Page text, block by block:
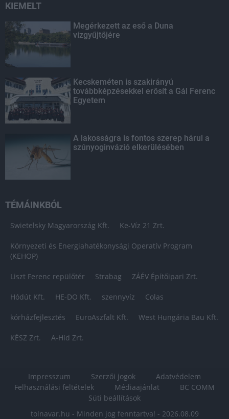
KIEMELT
Megérkezett az eső a Duna
vízgyűjtőjére
Kecskeméten is szakirányú
továbbképzésekkel erősít a Gál Ferenc
Egyetem
A lakosságra is fontos szerep hárul a
szúnyoginvázió elkerülésében
TÉMÁINKBÓL
Swietelsky Magyarország Kft. Ke-Víz 21 Zrt.
Környezeti és Energiahatékonysági Operatív Program
(KEHOP)
Liszt Ferenc repülőtér Strabag ZÁÉV Építőipari Zrt.
Hódút Kft. HE-DO Kft. szennyvíz Colas
kórházfejlesztés EuroAszfalt Kft. West Hungária Bau Kft.
KÉSZ Zrt. A-Híd Zrt.
Impresszum Szerzői jogok
Adatvédelem
Felhasználási feltételek
Médiaajánlat
BC COMM
Süti beállítások
tolnavar.hu - Minden jog fenntartva! - 2026.08.09